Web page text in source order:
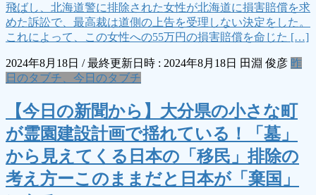
飛ばし、北海道警に排除された女性が北海道に損害賠償を求
めた訴訟で、最高裁は道側の上告を受理しない決定をした。
これによって、この女性への55万円の損害賠償を命じた […]
2024年8月18日 / 最終更新日時 : 2024年8月18日 田淵 俊彦 昨
日のタブチ、今日のタブチ
【今日の新聞から】大分県の小さな町
が霊園建設計画で揺れている！「墓」
から見えてくる日本の「移民」排除の
考え方ーこのままだと日本が「棄国」